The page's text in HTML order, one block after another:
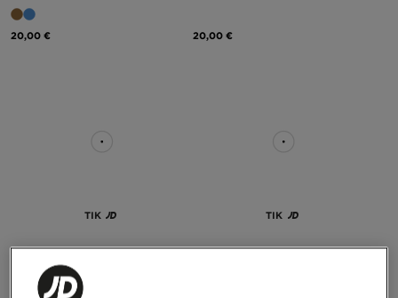
20,00 € 20,00 €
TIK
NIKE KELNĖS G NSW STUDIO FLC
OH PANT
TIK